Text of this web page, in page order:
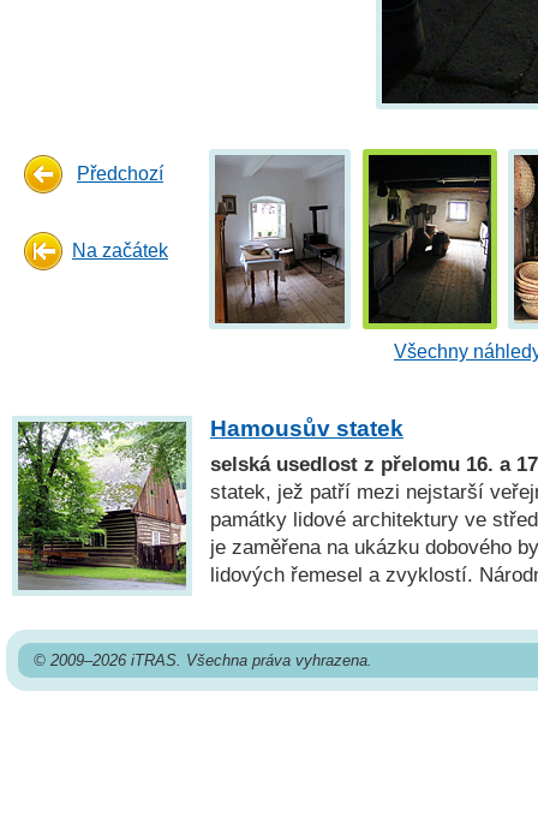
Předchozí
Na začátek
Všechny
Hamousův statek
selská usedlost z přelomu 16. a
statek, jež patří mezi nejstarší
památky lidové architektury ve
je zaměřena na ukázku dobového
lidových řemesel a zvyklostí.
© 2009–2026 iTRAS. Všechna práva vyhrazena.